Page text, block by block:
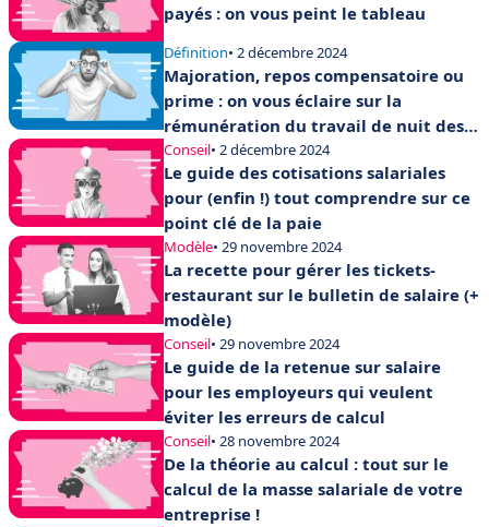
payés : on vous peint le tableau
Définition• 2 décembre 2024
Majoration, repos compensatoire ou
prime : on vous éclaire sur la
rémunération du travail de nuit des
salariés
Conseil• 2 décembre 2024
Le guide des cotisations salariales
pour (enfin !) tout comprendre sur ce
point clé de la paie
Modèle• 29 novembre 2024
La recette pour gérer les tickets-
restaurant sur le bulletin de salaire (+
modèle)
Conseil• 29 novembre 2024
Le guide de la retenue sur salaire
pour les employeurs qui veulent
éviter les erreurs de calcul
Conseil• 28 novembre 2024
De la théorie au calcul : tout sur le
calcul de la masse salariale de votre
entreprise !